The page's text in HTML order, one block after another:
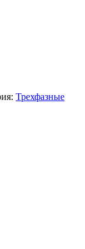
Трехфазные